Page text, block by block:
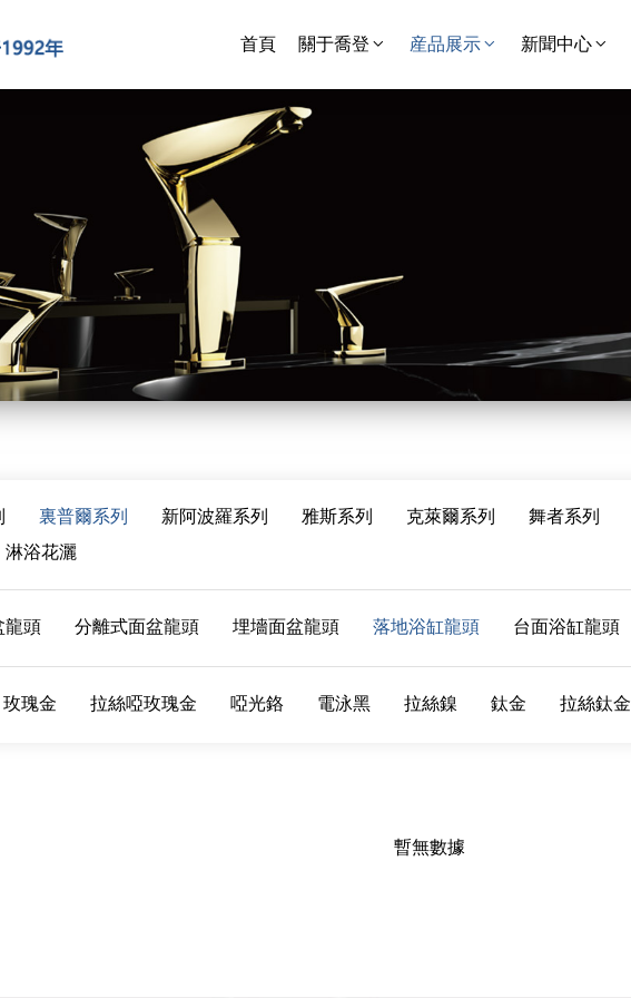
首頁 關于喬登 産品展示 新聞中心
裏普爾系列 新阿波羅系列 雅斯系列 克萊爾系列 舞者系列
淋浴花灑
龍頭 分離式面盆龍頭 埋墻面盆龍頭 落地浴缸龍頭 台面浴缸龍頭
玫瑰金 拉絲啞玫瑰金 啞光鉻 電泳黑 拉絲鎳 鈦金 拉絲鈦金
暫無數據